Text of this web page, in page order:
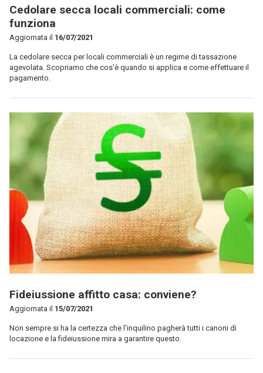
Cedolare secca locali commerciali: come
funziona
Aggiornata il 16/07/2021
La cedolare secca per locali commerciali è un regime di tassazione
agevolata. Scopriamo che cos'è quando si applica e come effettuare il
pagamento.
Fideiussione affitto casa: conviene?
Aggiornata il 15/07/2021
Non sempre si ha la certezza che l'inquilino pagherà tutti i canoni di
locazione e la fideiussione mira a garantire questo.